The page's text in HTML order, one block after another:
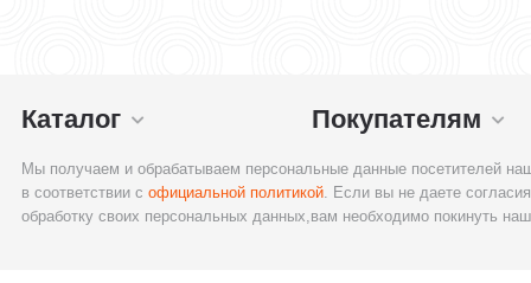
Каталог Покупателям
Мы получаем и обрабатываем персональные данные посетителей
в соответствии софициальной политикой. Если вы не даете
обработку своих персональных данных,вам необходимо покинуть